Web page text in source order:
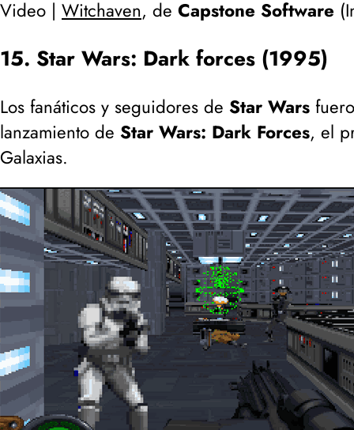
Video | Witchaven, de Capstone Software (
15. Star Wars: Dark forces (1995)
Los fanáticos y seguidores de Star Wars
lanzamiento de Star Wars: Dark Forces, el
Galaxias.